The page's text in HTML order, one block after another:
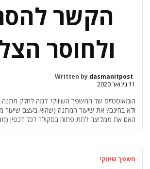
הקשר
ולחוסר
Written by dasmanitpost
11 בינואר 2020
הומאוסטזיס של המשפך השיווקי: למה לחלק מתנה
ולא בחינם? את שיעור המתנה (שהוא בעצם שיעור
האם את ממליצה לתת פתוח בסקולר לכל דכפין
משפך שיווקי